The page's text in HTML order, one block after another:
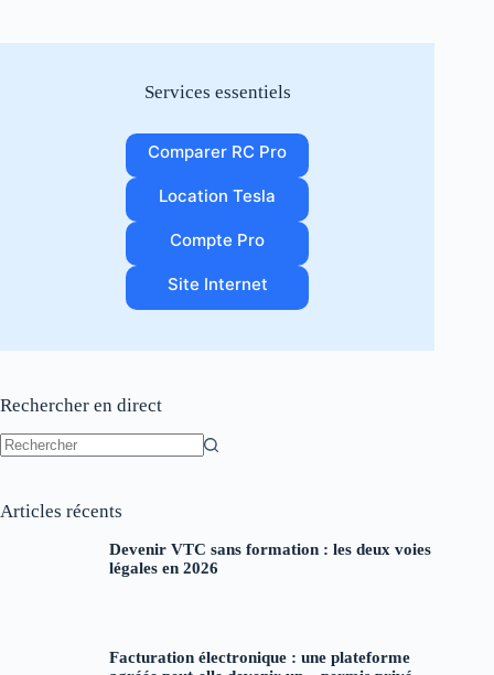
Services essentiels
Comparer RC Pro
Location Tesla
Compte Pro
Site Internet
Rechercher en direct
Articles récents
Devenir VTC sans formation : les deux voies
légales en 2026
Facturation électronique : une plateforme